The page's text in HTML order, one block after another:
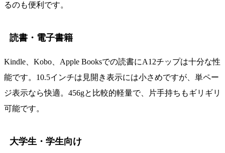
るのも便利です。
読書・電子書籍
Kindle、Kobo、Apple Booksでの読書にA12チップは十分な性
能です。10.5インチは見開き表示には小さめですが、単ペー
ジ表示なら快適。456gと比較的軽量で、片手持ちもギリギリ
可能です。
大学生・学生向け